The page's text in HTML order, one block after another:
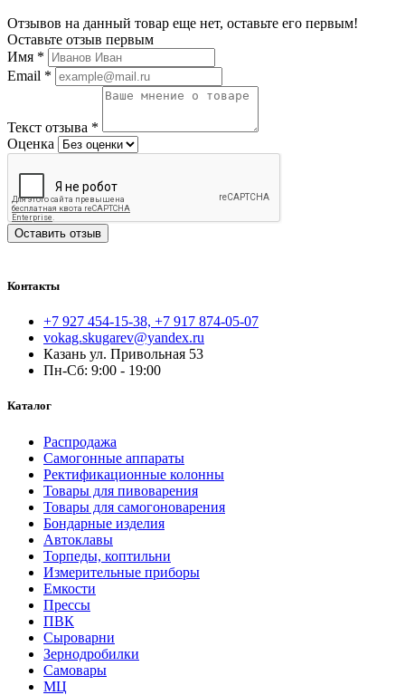
Отзывов на данный товар еще нет, оставьте его первым!
Оставьте отзыв первым
Имя *
Email *
Текст отзыва *
Оценка
Оставить отзыв
Контакты
+7 927 454-15-38, +7 917 874-05-07
vokag.skugarev@yandex.ru
Казань ул. Привольная 53
Пн-Сб: 9:00 - 19:00
Каталог
Распродажа
Самогонные аппараты
Ректификационные колонны
Товары для пивоварения
Товары для самогоноварения
Бондарные изделия
Автоклавы
Торпеды, коптильни
Измерительные приборы
Емкости
Прессы
ПВК
Сыроварни
Зернодробилки
Самовары
МЦ